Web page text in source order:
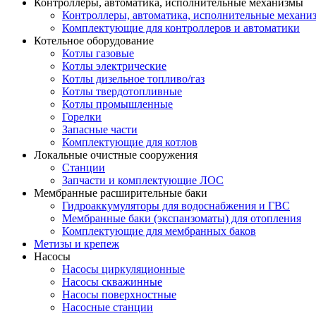
Контроллеры, автоматика, исполнительные механизмы
Контроллеры, автоматика, исполнительные
Комплектующие для контроллеров и автоматики
Котельное оборудование
Котлы газовые
Котлы электрические
Котлы дизельное топливо/газ
Котлы твердотопливные
Котлы промышленные
Горелки
Запасные части
Комплектующие для котлов
Локальные очистные сооружения
Станции
Запчасти и комплектующие ЛОС
Мембранные расширительные баки
Гидроаккумуляторы для водоснабжения и ГВС
Мембранные баки (экспанзоматы) для отопления
Комплектующие для мембранных баков
Метизы и крепеж
Насосы
Насосы циркуляционные
Насосы скважинные
Насосы поверхностные
Насосные станции